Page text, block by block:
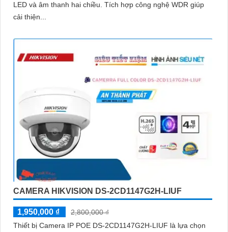
LED và âm thanh hai chiều. Tích hợp công nghệ WDR giúp
cải thiện...
CAMERA HIKVISION DS-2CD1147G2H-LIUF
1,950,000 ₫
2,800,000 ₫
Thiết bị Camera IP POE DS-2CD1147G2H-LIUF là lựa chọn